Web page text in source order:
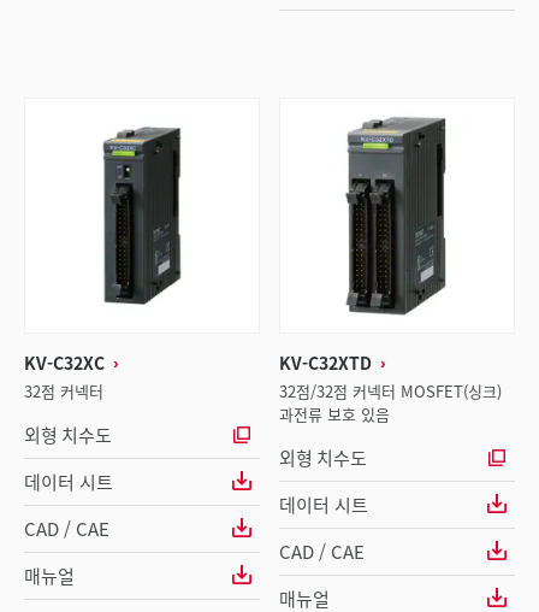
KV-C32XC
32점 커넥터
외형 치수도
데이터 시트
CAD / CAE
매뉴얼
KV-C32XTD
32점/32점 커넥터 MOSFET(싱크)
과전류 보호 있음
외형 치수도
데이터 시트
CAD / CAE
매뉴얼